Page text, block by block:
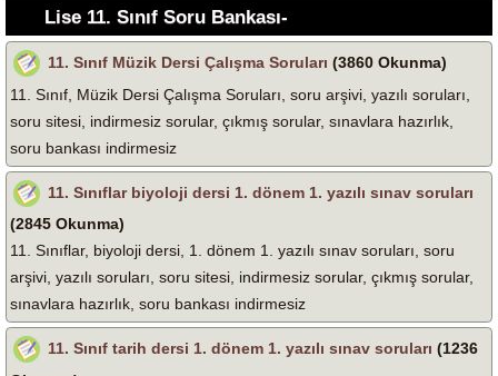
Lise 11. Sınıf Soru Bankası-
11. Sınıf Müzik Dersi Çalışma Soruları (3860 Okunma)
11. Sınıf, Müzik Dersi Çalışma Soruları, soru arşivi, yazılı soruları,
soru sitesi, indirmesiz sorular, çıkmış sorular, sınavlara hazırlık,
soru bankası indirmesiz
11. Sınıflar biyoloji dersi 1. dönem 1. yazılı sınav soruları
(2845 Okunma)
11. Sınıflar, biyoloji dersi, 1. dönem 1. yazılı sınav soruları, soru
arşivi, yazılı soruları, soru sitesi, indirmesiz sorular, çıkmış sorular,
sınavlara hazırlık, soru bankası indirmesiz
11. Sınıf tarih dersi 1. dönem 1. yazılı sınav soruları (1236